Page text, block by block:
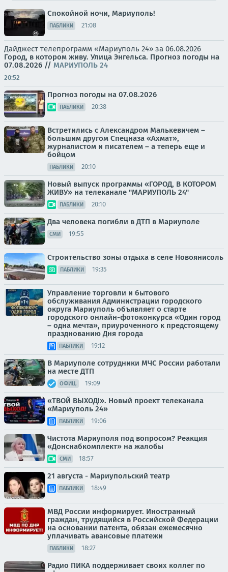
Спокойной ночи, Мариуполь!
ПАБЛИКИ 21:08
Дайджест телепрограмм «Мариуполь 24» за 06.08.2026
Город, в котором живу. Улица Энгельса. Прогноз погоды на
07.08.2026 // МАРИУПОЛЬ 24
20:52
Прогноз погоды на 07.08.2026
ПАБЛИКИ 20:38
Встретились с Александром Малькевичем –
большим другом Спецназа «Ахмат»,
журналистом и писателем – а теперь еще и
бойцом
ПАБЛИКИ 20:10
Новый выпуск программы «ГОРОД, В КОТОРОМ
ЖИВУ» на телеканале "МАРИУПОЛЬ 24"
ПАБЛИКИ 20:10
Два человека погибли в ДТП в Мариуполе
СМИ 19:55
Строительство зоны отдыха в селе Новоянисоль
ПАБЛИКИ 19:35
Управление торговли и бытового
обслуживания Администрации городского
округа Мариуполь объявляет о старте
городского онлайн-фотоконкурса «Один город
– одна мечта», приуроченного к предстоящему
празднованию Дня города
ПАБЛИКИ 19:12
В Мариуполе сотрудники МЧС России работали
на месте ДТП
ОФИЦ. 19:09
«ТВОЙ ВЫХОД!». Новый проект телеканала
«Мариуполь 24»
ПАБЛИКИ 19:06
Чистота Мариуполя под вопросом? Реакция
«Донснабкомплект» на жалобы
СМИ 18:57
21 августа - Мариупольский театр
ПАБЛИКИ 18:49
МВД России информирует. Иностранный
граждан, трудящийся в Российской Федерации
на основании патента, обязан ежемесячно
уплачивать авансовые платежи
ПАБЛИКИ 18:27
Радио ПИКА поддерживает своих коллег по